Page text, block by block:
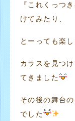
『これくっつ
けてみたり、
とーっても楽
カラスを見つ
てきました
その後の舞台
でした